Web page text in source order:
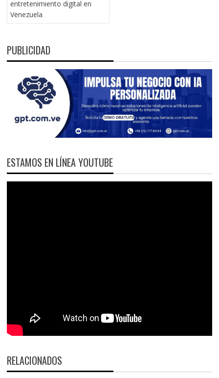
entretenimiento digital en
Venezuela
PUBLICIDAD
ESTAMOS EN LÍNEA YOUTUBE
RELACIONADOS